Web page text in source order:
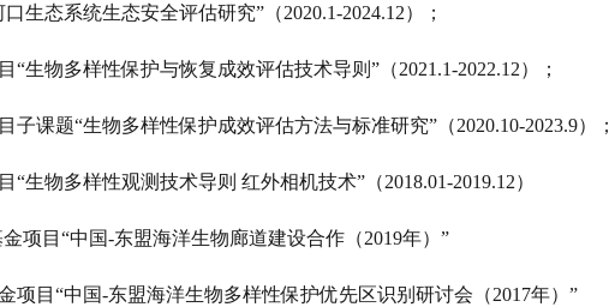
生态系统生态安全评估研究”（2020.1-2024.12）；
“生物多样性保护与恢复成效评估技术导则”（2021.1-2022.12）；
子课题“生物多样性保护成效评估方法与标准研究”（2020.10-2023.9）；
生物多样性观测技术导则 红外相机技术”（2018.01-2019.12）
项目“中国-东盟海洋生物廊道建设合作（2019年）”
项目“中国-东盟海洋生物多样性保护优先区识别研讨会（2017年）”